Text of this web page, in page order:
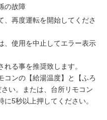
の故障
、再度運転を開始してくださ
、使用を中止してエラー表示
る事を推奨致します。
コンの【給湯温度】と【ふろ
い。または、台所リモコン
5秒以上押してください。